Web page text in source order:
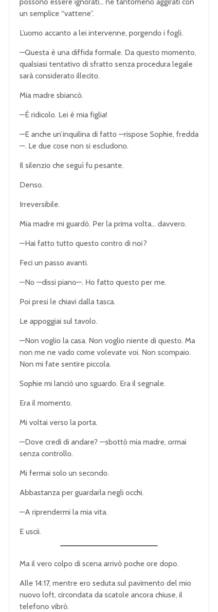
possono essere ignorati… né tantomeno aggirati con
un semplice “vattene”.
L’uomo accanto a lei intervenne, porgendo i fogli.
—Questa è una diffida formale. Da questo momento,
qualsiasi tentativo di sfratto senza procedura legale
sarà considerato illecito.
Mia madre sbiancò.
—È ridicolo. Lei è mia figlia!
—E anche un’inquilina di fatto —rispose Sophie, fredda
—. Le due cose non si escludono.
Il silenzio che seguì fu pesante.
Denso.
Irreversibile.
Mia madre mi guardò. Per la prima volta… davvero.
—Hai fatto tutto questo contro di noi?
Feci un passo avanti.
—No —dissi piano—. Ho fatto questo per me.
Poi presi le chiavi dalla tasca.
Le appoggiai sul tavolo.
—Non voglio la casa. Non voglio niente di questo. Ma
non me ne vado come volevate voi. Non scompaio.
Non mi fate sentire piccola.
Sophie mi lanciò uno sguardo. Era il segnale.
Era il momento.
Mi voltai verso la porta.
—Dove credi di andare? —sbottò mia madre, ormai
senza controllo.
Mi fermai solo un secondo.
Abbastanza per guardarla negli occhi.
—A riprendermi la mia vita.
E uscii.
Ma il vero colpo di scena arrivò poche ore dopo.
Alle 14:17, mentre ero seduta sul pavimento del mio
nuovo loft, circondata da scatole ancora chiuse, il
telefono vibrò.